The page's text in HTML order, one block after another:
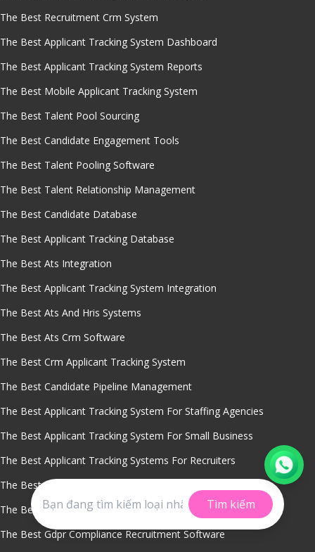
Tìm kiếm
The Best Recruitment Crm System
The Best Applicant Tracking System Dashboard
The Best Applicant Tracking System Reports
The Best Mobile Applicant Tracking System
The Best Talent Pool Sourcing
The Best Candidate Engagement Tools
The Best Talent Pooling Software
The Best Talent Relationship Management
The Best Candidate Database
The Best Applicant Tracking Database
The Best Ats Integration
The Best Applicant Tracking System Integration
The Best Ats And Hris Systems
The Best Ats Crm Software
The Best Crm Applicant Tracking System
The Best Candidate Pipeline Management
The Best Applicant Tracking System For Staffing Agencies
The Best Applicant Tracking System For Small Business
The Best Applicant Tracking Systems For Recruiters
The Best Applicant Tracking Software Ats
The Best Global Hiring Policy Management Ats Platform
The Best Gdpr Compliance Recruitment Software